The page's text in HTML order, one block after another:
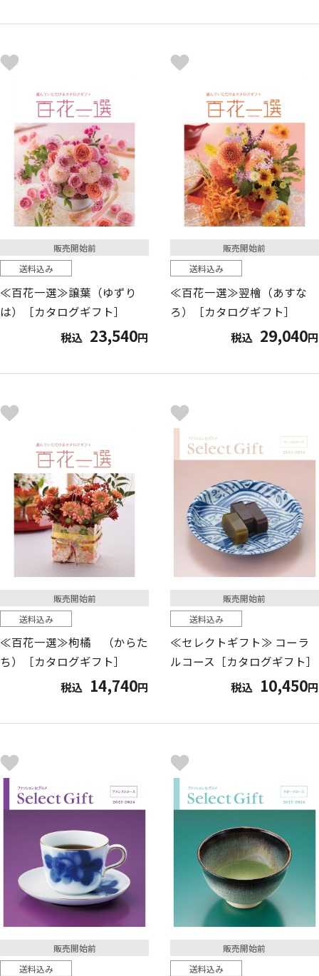
販売開始前
送料込み
≪百花一選≫譲葉（ゆずり
は）［カタログギフト］
税込 23,540円
販売開始前
送料込み
≪百花一選≫翌檜（あすな
ろ）［カタログギフト］
税込 29,040円
販売開始前
送料込み
≪百花一選≫枸橘 （からた
ち）［カタログギフト］
税込 14,740円
販売開始前
送料込み
≪セレクトギフト≫ コーラ
ルコース［カタログギフト］
税込 10,450円
販売開始前
送料込み
販売開始前
送料込み